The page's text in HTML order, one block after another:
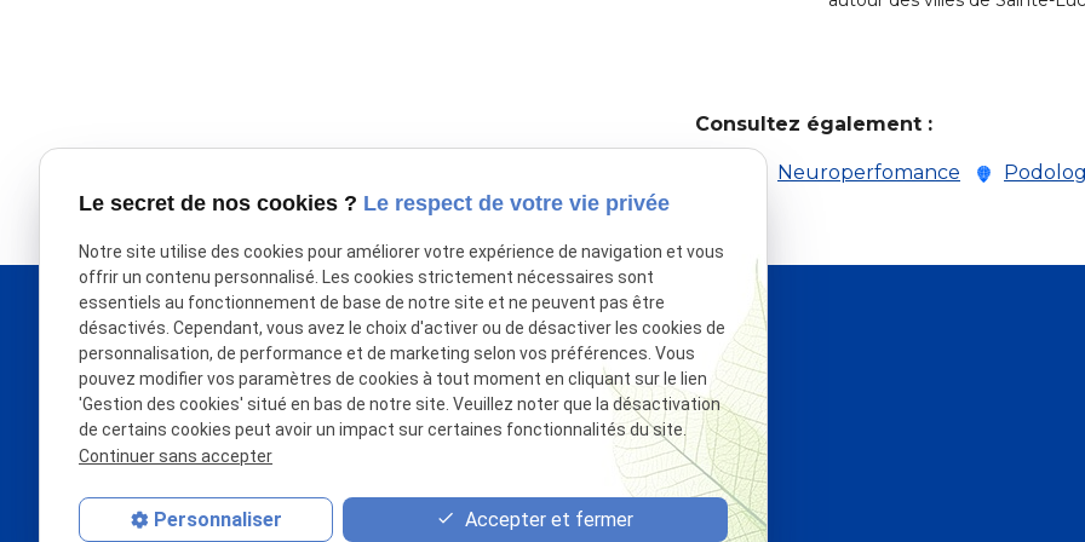
Consultez également :
Neuroperfomance
ALAIN COTTIER
Podologie - Pedicurie - Podologie du Sport
Coaching IMSC - Neuroperformance
Le secret de nos cookies ? Le respect de votre vie privée
Notre site utilise des cookies pour améliorer votre expérience de navigation et vous
offrir un contenu personnalisé. Les cookies strictement nécessaires sont
essentiels au fonctionnement de base de notre site et ne peuvent pas être
désactivés. Cependant, vous avez le choix d'activer ou de désactiver les cookies de
personnalisation, de performance et de marketing selon vos préférences. Vous
pouvez modifier vos paramètres de cookies à tout moment en cliquant sur le lien
'Gestion des cookies' situé en bas de notre site. Veuillez noter que la désactivation
de certains cookies peut avoir un impact sur certaines fonctionnalités du site.
Continuer sans accepter
Personnaliser Accepter et fermer